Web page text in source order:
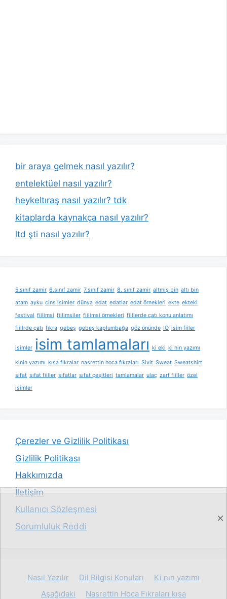
bir araya gelmek nasıl yazılır?
entelektüel nasıl yazılır?
heykeltıraş nasıl yazılır? tdk
kitaplarda kaynakça nasıl yazılır?
ltd şti nasıl yazılır?
5.sınıf zamir 6.sınıf zamir 7.sınıf zamir 8. sınıf zamir altmış bin altı bin
atam ayku cins isimler dünya edat edatlar edat örnekleri ekte ekteki
festival fiilimsi fiilimsiler fiilimsi örnekleri fiillerde çatı konu anlatımı
fiillrde çatı fıkra gebeş gebeş kaplumbağa göz önünde IQ isim fiiler
isimler isim tamlamaları ki eki ki nin yazımı
kinin yazımı kısa fıkralar nasrettin hoca fıkraları Sivit Sweat Sweatshirt
sıfat sıfat fiiller sıfatlar sıfat çeşitleri tamlamalar ulaç zarf fiiller özel
isimler
Çerezler ve Gizlilik Politikası
Gizlilik Politikası
Hakkımızda
İletişim
Kullanıcı Sözleşmesi
Sorumluluk Reddi
Nasıl Yazılır Dil Bilgisi Konuları
Ki nın yazımı
Aşağıdaki
Nasrettin Hoca Fıkraları kısa